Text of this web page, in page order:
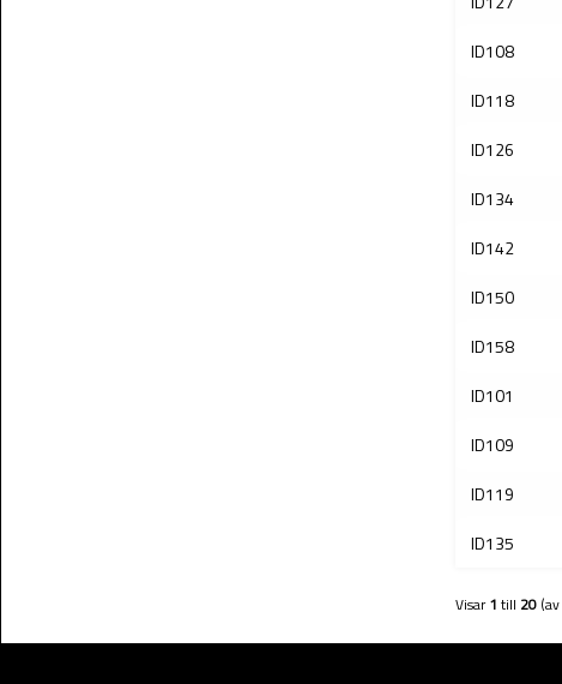
ID108
ID118
ID126
ID134
ID142
ID150
ID158
ID101
ID109
ID119
ID135
Visar1 till 20 (av